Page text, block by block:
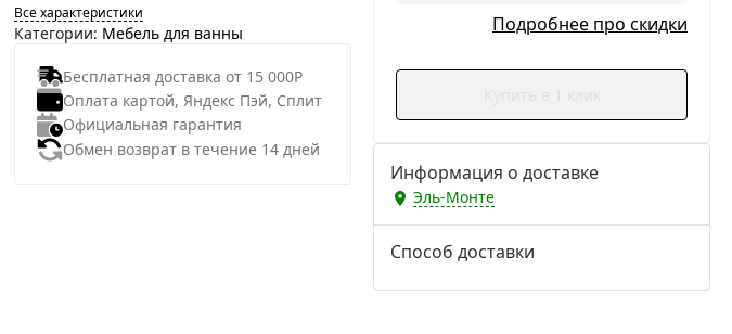
Все характеристики
Категории: Мебель для ванны
Бесплатная доставка от 15 000Р
Оплата картой, Яндекс Пэй, Сплит
Официальная гарантия
Обмен возврат в течение 14 дней
Подробнее про скидки
Информация о доставке
Эль-Монте
Способ доставки